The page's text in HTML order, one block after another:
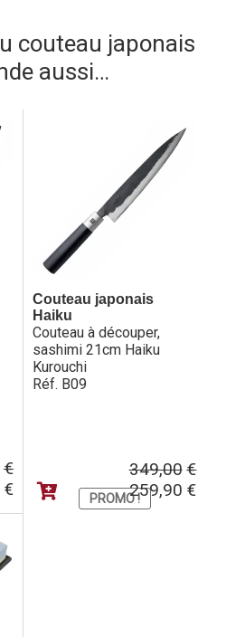
couteau japonais
aussi…
€Le
prix
initial
était :
€
Le
prix
actuel
est :
Couteau japonais
Haiku
Couteau à découper,
sashimi 21cm Haiku
Kurouchi
Réf. B09
PROMO !
349,00 €Le
prix
259,90 €
Le
prix